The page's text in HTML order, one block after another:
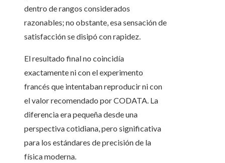
dentro de rangos considerados
razonables; no obstante, esa sensación de
satisfacción se disipó con rapidez.
El resultado final no coincidía
exactamente ni con el experimento
francés que intentaban reproducir ni con
el valor recomendado por CODATA. La
diferencia era pequeña desde una
perspectiva cotidiana, pero significativa
para los estándares de precisión de la
física moderna.